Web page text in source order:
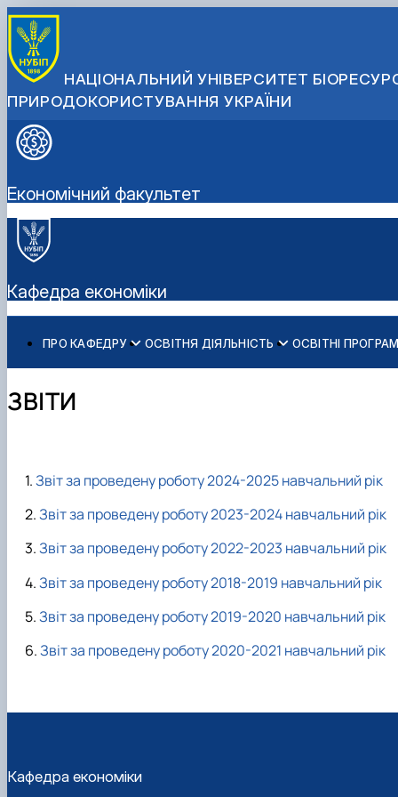
НАЦІОНАЛЬНИЙ УНІВЕРСИТЕТ
ПРИРОДОКОРИСТУВАННЯ УКРАЇНИ
Економічний факультет
Кафедра економіки
ПРО КАФЕДРУ
Історія кафедри
Офіційні Документи
ОСВІТНЯ ДІЯЛЬНІСТЬ
Робочі програми
Практична підготовка
Академічна доброчесність
ОСВІТНІ
ОС "Бакалавр" ОП "Економіка підприємства"
ОНС "Доктор філософі" (PhD) ОНП "Економіка
Наукова робота кафедри
Науковий гурток "Соціальний пульс"
ЗВІТИ
Звіт за проведену роботу 2024-2025 навчальний рік
Звіт за проведену роботу 2023-2024 навчальний рік
Звіт за проведену роботу 2022-2023 навчальний рік
Звіт за проведену роботу 2018-2019 навчальний рік
Звіт за проведену роботу 2019-2020 навчальний рік
Звіт за проведену роботу 2020-2021 навчальний рік
Кафедра економіки